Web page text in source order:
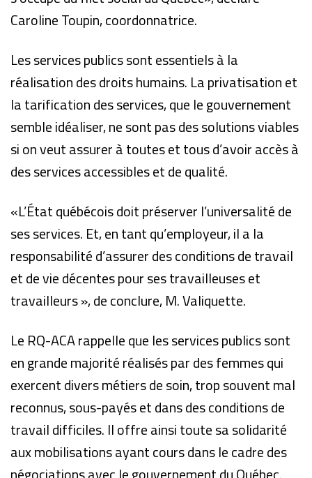
Caroline Toupin, coordonnatrice.
Les services publics sont essentiels à la
réalisation des droits humains. La privatisation et
la tarification des services, que le gouvernement
semble idéaliser, ne sont pas des solutions viables
si on veut assurer à toutes et tous d’avoir accès à
des services accessibles et de qualité.
«L’État québécois doit préserver l’universalité de
ses services. Et, en tant qu’employeur, il a la
responsabilité d’assurer des conditions de travail
et de vie décentes pour ses travailleuses et
travailleurs », de conclure, M. Valiquette.
Le RQ-ACA rappelle que les services publics sont
en grande majorité réalisés par des femmes qui
exercent divers métiers de soin, trop souvent mal
reconnus, sous-payés et dans des conditions de
travail difficiles. Il offre ainsi toute sa solidarité
aux mobilisations ayant cours dans le cadre des